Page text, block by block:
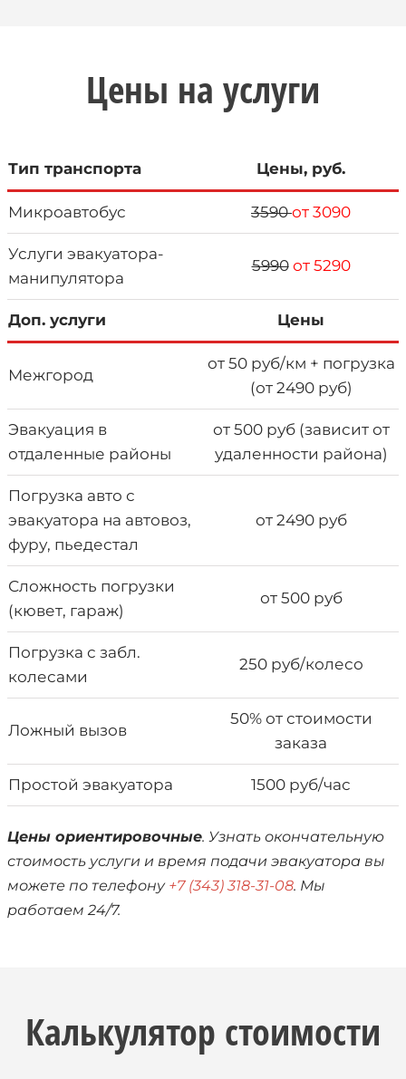
Цены на услуги
Тип транспорта Цены, руб.
Микроавтобус 3590от 3090
Услуги эвакуатора-
манипулятора
5990от 5290
Доп. услуги Цены
Межгород
от 50 руб/км + погрузка
(от 2490 руб)
Эвакуация в
отдаленные районы
от 500 руб (зависит от
удаленности района)
Погрузка авто с
эвакуатора на автовоз,
фуру, пьедестал
от 2490 руб
Сложность погрузки
(кювет, гараж)
от 500 руб
Погрузка с забл.
колесами
250 руб/колесо
Ложный вызов
50% от стоимости
заказа
Простой эвакуатора 1500 руб/час
Цены ориентировочные. Узнать окончательную
стоимость услуги и время подачи эвакуатора вы
можете по телефону +7 (343) 318-31-08. Мы
работаем 24/7.
Калькулятор стоимости